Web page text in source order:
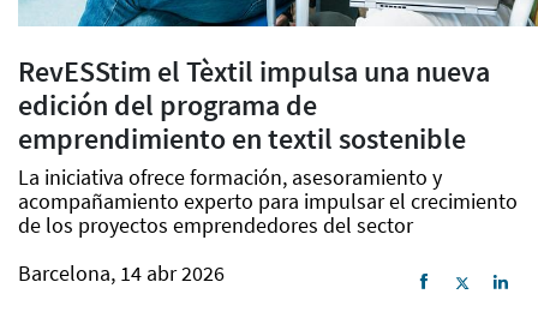
RevESStim el Tèxtil impulsa una nueva
edición del programa de
emprendimiento en textil sostenible
La iniciativa ofrece formación, asesoramiento y
acompañamiento experto para impulsar el crecimiento
de los proyectos emprendedores del sector
Barcelona, 14 abr 2026